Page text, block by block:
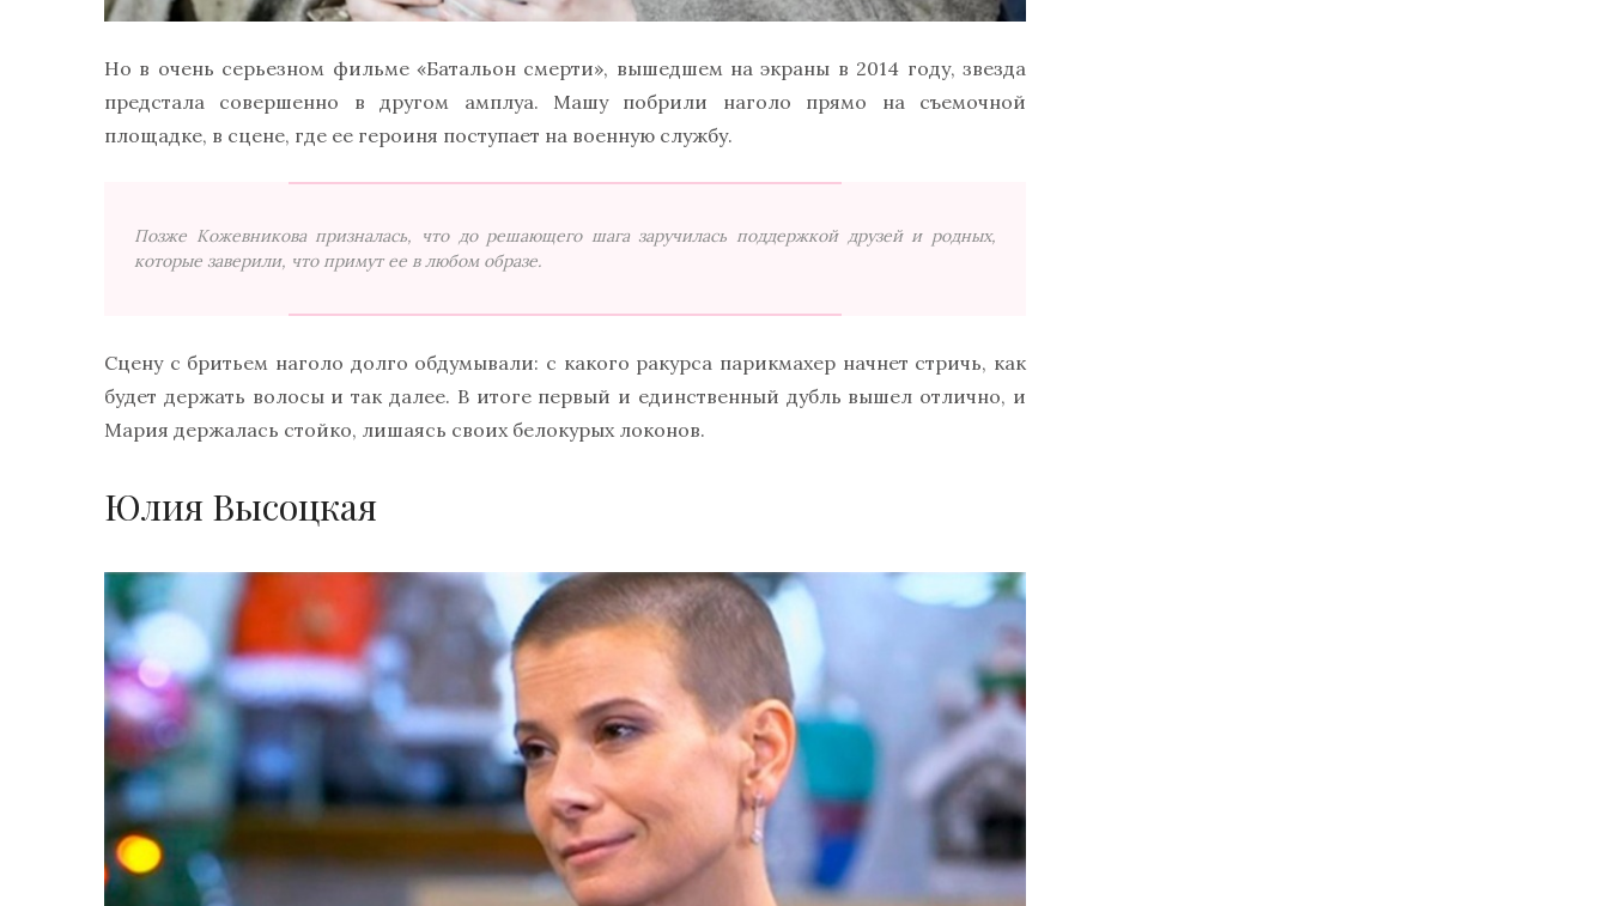
Но в очень серьезном фильме «Батальон смерти», вышедшем на экраны в 2014 году, звезда
предстала совершенно в другом амплуа. Машу побрили наголо прямо на съемочной
площадке, в сцене, где ее героиня поступает на военную службу.
Позже Кожевникова призналась, что до решающего шага заручилась поддержкой друзей и родных,
которые заверили, что примут ее в любом образе.
Сцену с бритьем наголо долго обдумывали: с какого ракурса парикмахер начнет стричь, как
будет держать волосы и так далее. В итоге первый и единственный дубль вышел отлично, и
Мария держалась стойко, лишаясь своих белокурых локонов.
Юлия Высоцкая